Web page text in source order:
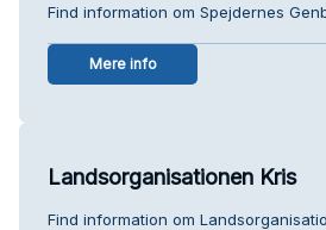
Find information om Spejdernes
Mere info
Landsorganisationen Kris
Find information om